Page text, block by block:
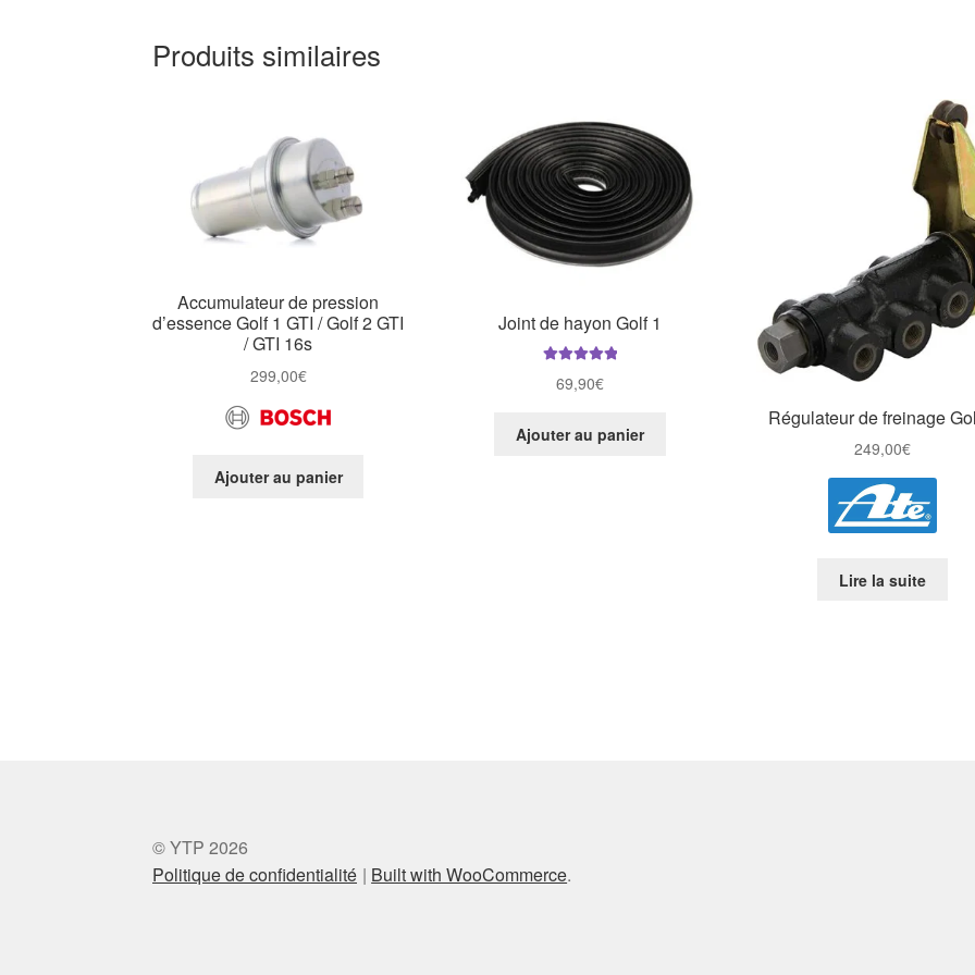
Produits similaires
Accumulateur de pression
d’essence Golf 1 GTI / Golf 2 GTI
/ GTI 16s
299,00€
Ajouter au panier
Joint de hayon Golf 1
5
69,90€
Ajouter au panier
Régulateur de freinage
249,00€
Lire la suite
© YTP 2026
Politique de confidentialité
Built with WooCommerce.